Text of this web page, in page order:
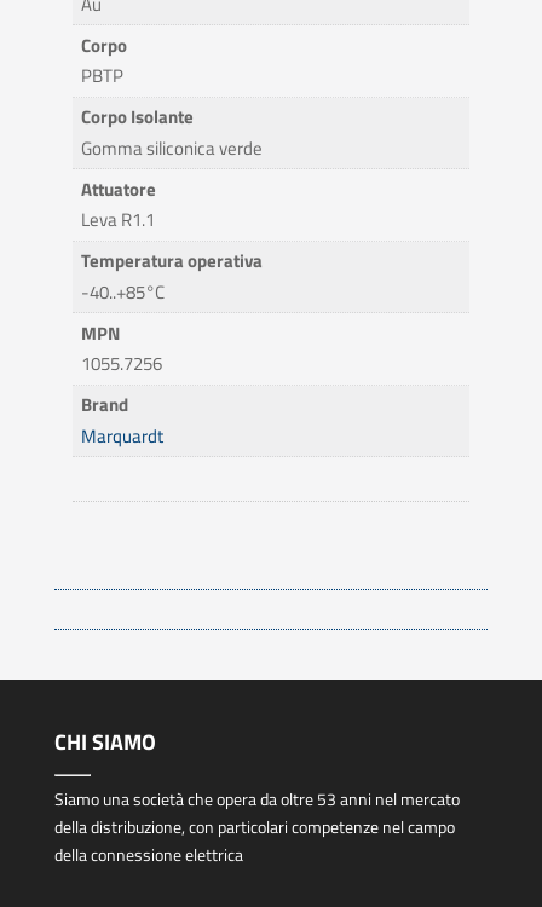
Corpo
PBTP
Corpo Isolante
Gomma siliconica verde
Attuatore
Leva R1.1
Temperatura operativa
-40..+85°C
MPN
1055.7256
Brand
Marquardt
CHI SIAMO
Siamo una società che opera da oltre 53 anni nel mercato
della distribuzione, con particolari competenze nel campo
della connessione elettrica